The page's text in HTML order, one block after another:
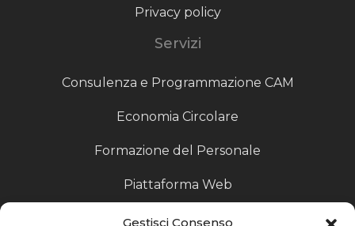
Gestisci Consenso
Privacy policy
Servizi
Consulenza e Programmazione CAM
Economia Circolare
Formazione del Personale
Piattaforma Web
Scouting fornitori